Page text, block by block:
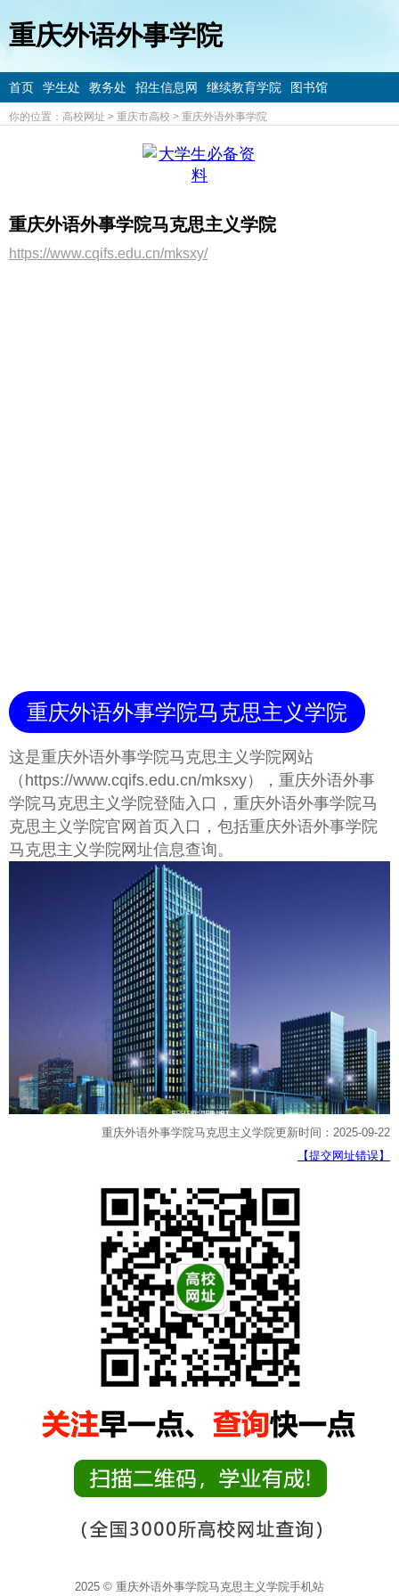
重庆外语外事学院
首页 学生处 教务处 招生信息网 继续教育学院 图书馆
你的位置： 高校网址 > 重庆市高校 > 重庆外语外事学院
重庆外语外事学院马克思主义学院
https://www.cqifs.edu.cn/mksxy/
重庆外语外事学院马克思主义学院
这是重庆外语外事学院马克思主义学院网站
（https://www.cqifs.edu.cn/mksxy），重庆外语外事
学院马克思主义学院登陆入口，重庆外语外事学院马
克思主义学院官网首页入口，包括重庆外语外事学院
马克思主义学院网址信息查询。
重庆外语外事学院马克思主义学院更新时间：2025-09-22
【提交网址错误】
2025 © 重庆外语外事学院马克思主义学院手机站